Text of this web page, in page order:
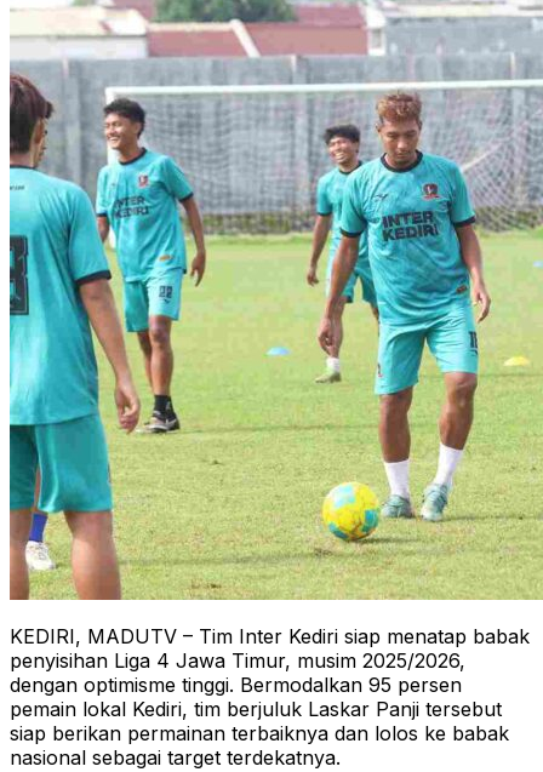
KEDIRI, MADUTV – Tim Inter Kediri siap menatap babak
penyisihan Liga 4 Jawa Timur, musim 2025/2026,
dengan optimisme tinggi. Bermodalkan 95 persen
pemain lokal Kediri, tim berjuluk Laskar Panji tersebut
siap berikan permainan terbaiknya dan lolos ke babak
nasional sebagai target terdekatnya.